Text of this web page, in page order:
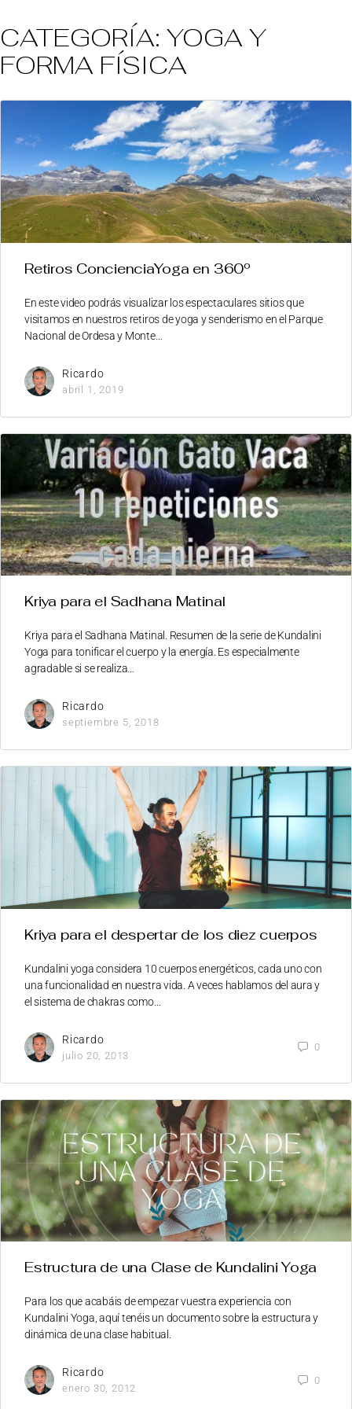
CATEGORÍA: YOGA Y
FORMA FÍSICA
Retiros ConcienciaYoga en 360º
En este video podrás visualizar los espectaculares sitios que
visitamos en nuestros retiros de yoga y senderismo en el Parque
Nacional de Ordesa y Monte…
Ricardo
abril 1, 2019
Kriya para el Sadhana Matinal
Kriya para el Sadhana Matinal. Resumen de la serie de Kundalini
Yoga para tonificar el cuerpo y la energía. Es especialmente
agradable si se realiza…
Ricardo
septiembre 5, 2018
Kriya para el despertar de los diez cuerpos
Kundalini yoga considera 10 cuerpos energéticos, cada uno con
una funcionalidad en nuestra vida. A veces hablamos del aura y
el sistema de chakras como…
Ricardo
julio 20, 2013
0
Estructura de una Clase de Kundalini Yoga
Para los que acabáis de empezar vuestra experiencia con
Kundalini Yoga, aquí tenéis un documento sobre la estructura y
dinámica de una clase habitual.
Ricardo
enero 30, 2012
0